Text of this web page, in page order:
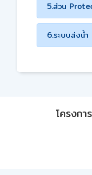
5.ส่วน
6.ระบบส่งน้ำ
โครงก